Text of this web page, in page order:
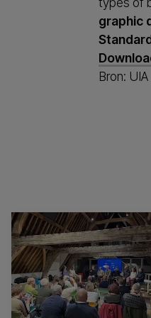
graphic
Bron: UIA